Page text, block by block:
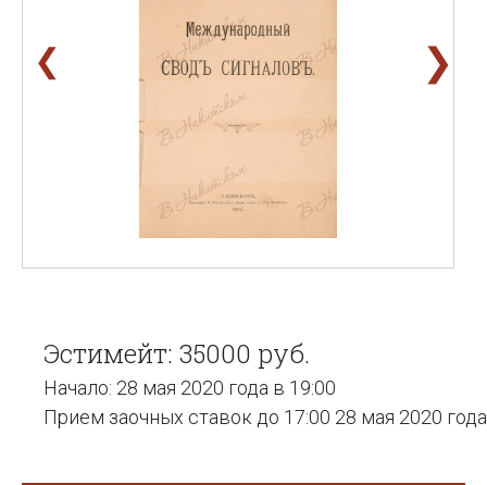
❮ ❯
Эстимейт: 35000 руб.
Начало: 28 мая 2020 года в 19:00
Прием заочных ставок до 17:00 28 мая 2020 года